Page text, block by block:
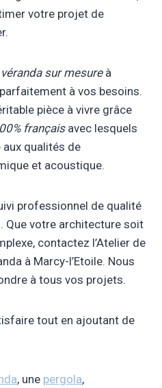
votre projet de
véranda sur mesureà
à vos besoins.
pièce à vivre grâce
françaisavec lesquels
qualités de
et acoustique.
professionnel de qualité
Que votre architecture soit
contactez l’Atelier de
à Marcy-l’Etoile. Nous
à tous vos projets.
tout en ajoutant de
, une pergola,